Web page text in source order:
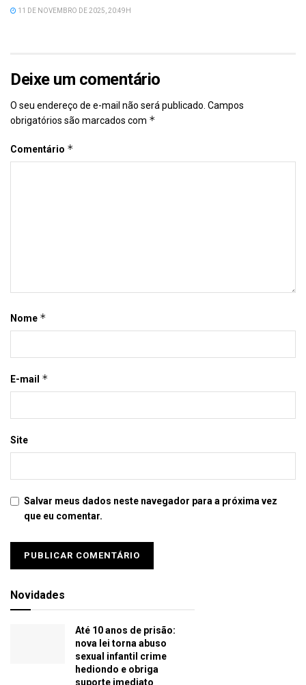
11 DE NOVEMBRO DE 2025, 20:49H
Deixe um comentário
O seu endereço de e-mail não será publicado. Campos
obrigatórios são marcados com *
Comentário *
Nome *
E-mail *
Site
Salvar meus dados neste navegador para a próxima vez
que eu comentar.
Novidades
Até 10 anos de prisão:
nova lei torna abuso
sexual infantil crime
hediondo e obriga
suporte imediato